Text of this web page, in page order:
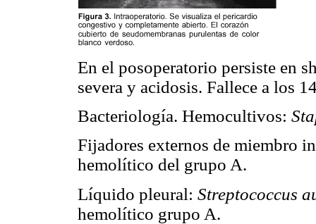
En el posoperatorio persiste en
severa y acidosis. Fallece a los
Bacteriología. Hemocultivos:
Fijadores externos de miembro
hemolítico del grupo A.
Líquido pleural: Streptococcus
hemolítico grupo A.